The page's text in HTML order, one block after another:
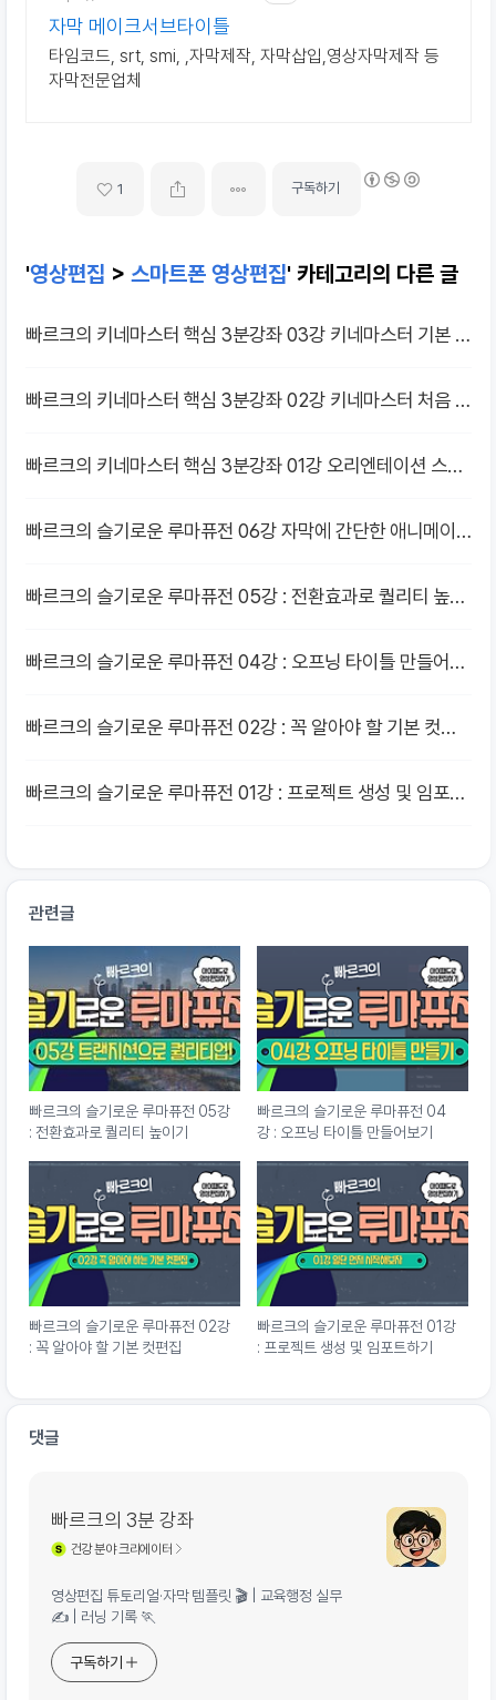
자막 메이크서브타이틀
타임코드, srt, smi, ,자막제작, 자막삽입,영상자막제작 등
자막전문업체
1 구독하기
'영상편집 > 스마트폰 영상편집' 카테고리의 다른 글
빠르크의 키네마스터 핵심 3분강좌 03강 키네마스터 기본 조
빠르크의 키네마스터 핵심 3분강좌 02강 키네마스터 처음 실
빠르크의 키네마스터 핵심 3분강좌 01강 오리엔테이션 스마
빠르크의 슬기로운 루마퓨전 06강 자막에 간단한 애니메이
빠르크의 슬기로운 루마퓨전 05강 : 전환효과로 퀄리티 높이
빠르크의 슬기로운 루마퓨전 04강 : 오프닝 타이틀 만들어보
빠르크의 슬기로운 루마퓨전 02강 : 꼭 알아야 할 기본 컷편
빠르크의 슬기로운 루마퓨전 01강 : 프로젝트 생성 및 임포트
관련글
빠르크의 슬기로운 루마퓨전 05강
: 전환효과로 퀄리티 높이기
빠르크의 슬기로운 루마퓨전 04
강 : 오프닝 타이틀 만들어보기
빠르크의 슬기로운 루마퓨전 02강
: 꼭 알아야 할 기본 컷편집
빠르크의 슬기로운 루마퓨전 01강
: 프로젝트 생성 및 임포트하기
댓글
빠르크의 3분 강좌
건강분야 크리에이터
영상편집 튜토리얼·자막 템플릿 🎬 | 교육행정 실무
✍️ | 러닝 기록 🏃
구독하기